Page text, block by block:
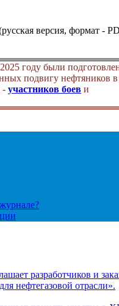
версия, формат -
году были
подвигу нефтяников
- участников боев и
разработчиков и
нефтегазовой отрасли».